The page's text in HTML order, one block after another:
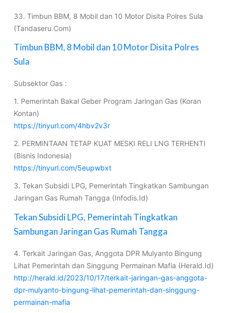
33. Timbun BBM, 8 Mobil dan 10 Motor Disita Polres Sula
(Tandaseru.Com)
Timbun BBM, 8 Mobil dan 10 Motor Disita Polres
Sula
Subsektor Gas :
1. Pemerintah Bakal Geber Program Jaringan Gas (Koran
Kontan)
https://tinyurl.com/4hbv2v3r
2. PERMINTAAN TETAP KUAT MESKI RELI LNG TERHENTI
(Bisnis Indonesia)
https://tinyurl.com/5eupwbxt
3. Tekan Subsidi LPG, Pemerintah Tingkatkan Sambungan
Jaringan Gas Rumah Tangga (Infodis.Id)
Tekan Subsidi LPG, Pemerintah Tingkatkan
Sambungan Jaringan Gas Rumah Tangga
4. Terkait Jaringan Gas, Anggota DPR Mulyanto Bingung
Lihat Pemerintah dan Singgung Permainan Mafia (Herald.Id)
http://herald.id/2023/10/17/terkait-jaringan-gas-anggota-
dpr-mulyanto-bingung-lihat-pemerintah-dan-singgung-
permainan-mafia